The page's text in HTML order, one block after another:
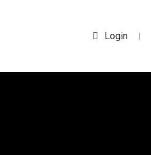
Login |